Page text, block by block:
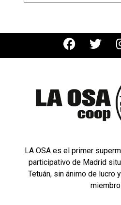
LA OSA es el primer
participativo de Madrid
Tetuán, sin ánimo de lucro